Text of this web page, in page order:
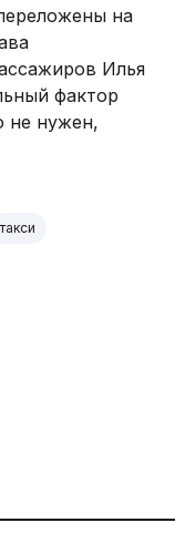
на
Илья
фактор
не нужен,
такси